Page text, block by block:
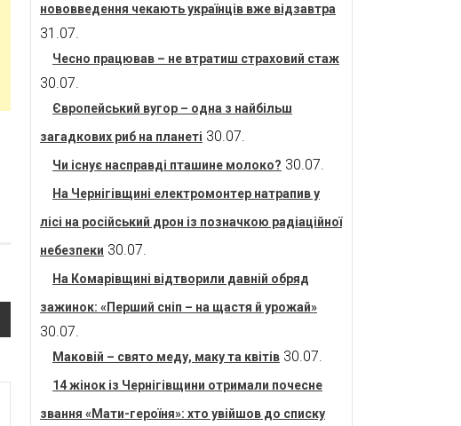
нововведення чекають українців вже відзавтра
31.07.
Чесно працював – не втратиш страховий стаж
30.07.
Європейський вугор – одна з найбільш
загадкових риб на планеті 30.07.
Чи існує насправді пташине молоко? 30.07.
На Чернігівщині електромонтер натрапив у
лісі на російський дрон із позначкою радіаційної
небезпеки 30.07.
На Комарівщині відтворили давній обряд
зажинок: «Перший сніп – на щастя й урожай»
30.07.
Маковій – свято меду, маку та квітів 30.07.
14 жінок із Чернігівщини отримали почесне
звання «Мати-героїня»: хто увійшов до списку